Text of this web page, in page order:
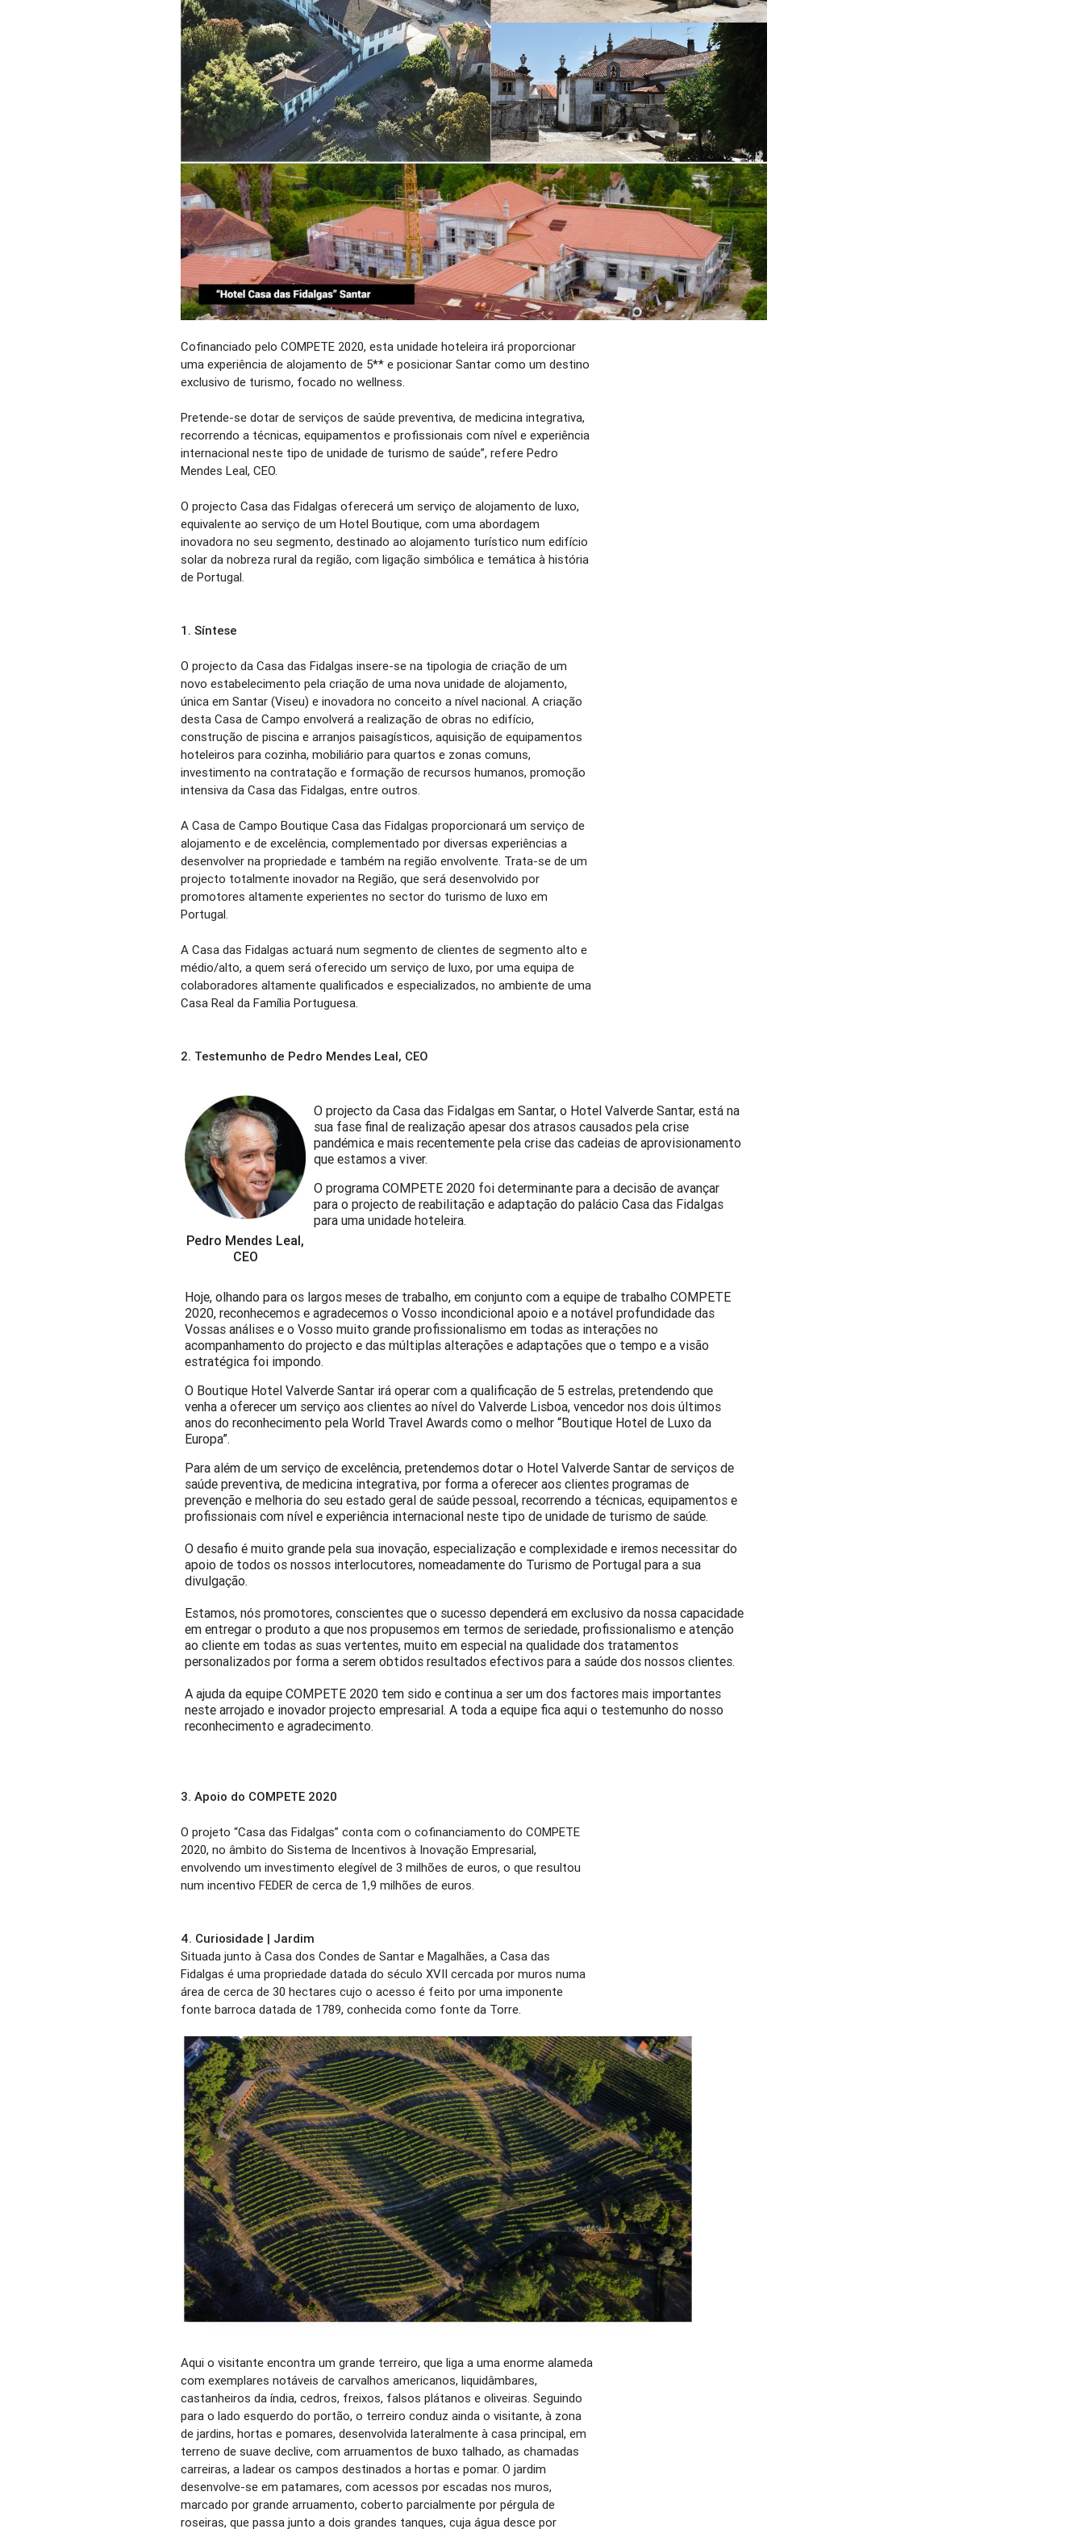
Cofinanciado pelo COMPETE 2020, esta unidade hoteleira irá proporcionar
uma experiência de alojamento de 5** e posicionar Santar como um destino
exclusivo de turismo, focado no wellness.
Pretende-se dotar de serviços de saúde preventiva, de medicina integrativa,
recorrendo a técnicas, equipamentos e profissionais com nível e experiência
internacional neste tipo de unidade de turismo de saúde”, refere Pedro
Mendes Leal, CEO.
O projecto Casa das Fidalgas oferecerá um serviço de alojamento de luxo,
equivalente ao serviço de um Hotel Boutique, com uma abordagem
inovadora no seu segmento, destinado ao alojamento turístico num edifício
solar da nobreza rural da região, com ligação simbólica e temática à história
de Portugal.
1. Síntese
O projecto da Casa das Fidalgas insere-se na tipologia de criação de um
novo estabelecimento pela criação de uma nova unidade de alojamento,
única em Santar (Viseu) e inovadora no conceito a nível nacional. A criação
desta Casa de Campo envolverá a realização de obras no edifício,
construção de piscina e arranjos paisagísticos, aquisição de equipamentos
hoteleiros para cozinha, mobiliário para quartos e zonas comuns,
investimento na contratação e formação de recursos humanos, promoção
intensiva da Casa das Fidalgas, entre outros.
A Casa de Campo Boutique Casa das Fidalgas proporcionará um serviço de
alojamento e de excelência, complementado por diversas experiências a
desenvolver na propriedade e também na região envolvente. Trata-se de um
projecto totalmente inovador na Região, que será desenvolvido por
promotores altamente experientes no sector do turismo de luxo em
Portugal.
A Casa das Fidalgas actuará num segmento de clientes de segmento alto e
médio/alto, a quem será oferecido um serviço de luxo, por uma equipa de
colaboradores altamente qualificados e especializados, no ambiente de uma
Casa Real da Família Portuguesa.
2. Testemunho de Pedro Mendes Leal, CEO
Pedro Mendes Leal,
CEO
O projecto da Casa das Fidalgas em Santar, o Hotel Valverde Santar, está na
sua fase final de realização apesar dos atrasos causados pela crise
pandémica e mais recentemente pela crise das cadeias de aprovisionamento
que estamos a viver.
O programa COMPETE 2020 foi determinante para a decisão de avançar
para o projecto de reabilitação e adaptação do palácio Casa das Fidalgas
para uma unidade hoteleira.
Hoje, olhando para os largos meses de trabalho, em conjunto com a equipe de trabalho COMPETE
2020, reconhecemos e agradecemos o Vosso incondicional apoio e a notável profundidade das
Vossas análises e o Vosso muito grande profissionalismo em todas as interações no
acompanhamento do projecto e das múltiplas alterações e adaptações que o tempo e a visão
estratégica foi impondo.
O Boutique Hotel Valverde Santar irá operar com a qualificação de 5 estrelas, pretendendo que
venha a oferecer um serviço aos clientes ao nível do Valverde Lisboa, vencedor nos dois últimos
anos do reconhecimento pela World Travel Awards como o melhor “Boutique Hotel de Luxo da
Europa”.
Para além de um serviço de excelência, pretendemos dotar o Hotel Valverde Santar de serviços de
saúde preventiva, de medicina integrativa, por forma a oferecer aos clientes programas de
prevenção e melhoria do seu estado geral de saúde pessoal, recorrendo a técnicas, equipamentos e
profissionais com nível e experiência internacional neste tipo de unidade de turismo de saúde.
O desafio é muito grande pela sua inovação, especialização e complexidade e iremos necessitar do
apoio de todos os nossos interlocutores, nomeadamente do Turismo de Portugal para a sua
divulgação.
Estamos, nós promotores, conscientes que o sucesso dependerá em exclusivo da nossa capacidade
em entregar o produto a que nos propusemos em termos de seriedade, profissionalismo e atenção
ao cliente em todas as suas vertentes, muito em especial na qualidade dos tratamentos
personalizados por forma a serem obtidos resultados efectivos para a saúde dos nossos clientes.
A ajuda da equipe COMPETE 2020 tem sido e continua a ser um dos factores mais importantes
neste arrojado e inovador projecto empresarial. A toda a equipe fica aqui o testemunho do nosso
reconhecimento e agradecimento.
3. Apoio do COMPETE 2020
O projeto “Casa das Fidalgas” conta com o cofinanciamento do COMPETE
2020, no âmbito do Sistema de Incentivos à Inovação Empresarial,
envolvendo um investimento elegível de 3 milhões de euros, o que resultou
num incentivo FEDER de cerca de 1,9 milhões de euros.
4. Curiosidade | Jardim
Situada junto à Casa dos Condes de Santar e Magalhães, a Casa das
Fidalgas é uma propriedade datada do século XVII cercada por muros numa
área de cerca de 30 hectares cujo o acesso é feito por uma imponente
fonte barroca datada de 1789, conhecida como fonte da Torre.
Aqui o visitante encontra um grande terreiro, que liga a uma enorme alameda
com exemplares notáveis de carvalhos americanos, liquidâmbares,
castanheiros da índia, cedros, freixos, falsos plátanos e oliveiras. Seguindo
para o lado esquerdo do portão, o terreiro conduz ainda o visitante, à zona
de jardins, hortas e pomares, desenvolvida lateralmente à casa principal, em
terreno de suave declive, com arruamentos de buxo talhado, as chamadas
carreiras, a ladear os campos destinados a hortas e pomar. O jardim
desenvolve-se em patamares, com acessos por escadas nos muros,
marcado por grande arruamento, coberto parcialmente por pérgula de
roseiras, que passa junto a dois grandes tanques, cuja água desce por